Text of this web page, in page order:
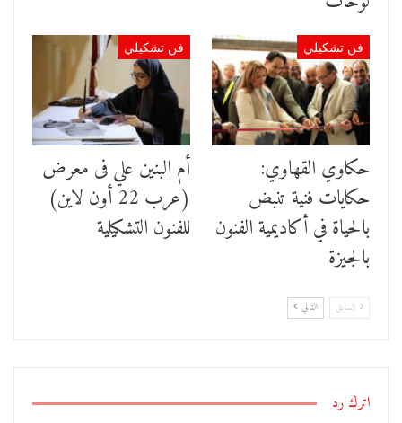
فن تشكيلي
حكاوي القهاوي:
حكايات فنية تنبض
بالحياة في أكاديمية الفنون
بالجيزة
فن تشكيلي
أم البنين علي فى معرض
(عرب 22 أون لاين)
للفنون التشكيلية
السابق التالي
اترك رد